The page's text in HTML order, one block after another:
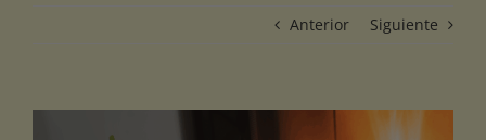
Anterior Siguiente